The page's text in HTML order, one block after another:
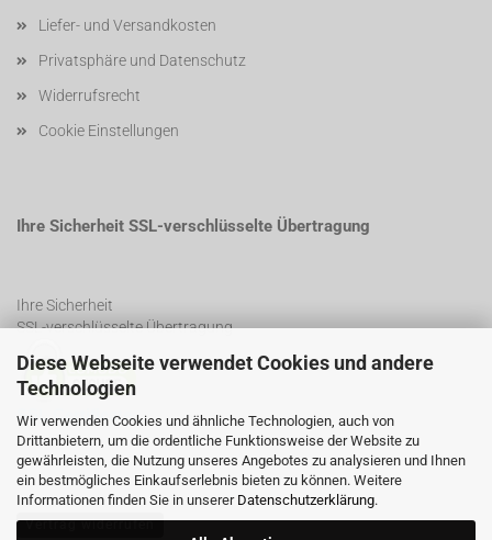
Diese Webseite verwendet Cookies und andere
Technologien
Wir verwenden Cookies und ähnliche Technologien, auch von
Drittanbietern, um die ordentliche Funktionsweise der Website zu
gewährleisten, die Nutzung unseres Angebotes zu analysieren und Ihnen
ein bestmögliches Einkaufserlebnis bieten zu können. Weitere
Informationen finden Sie in unserer Datenschutzerklärung.
Liefer- und Versandkosten
Privatsphäre und Datenschutz
Widerrufsrecht
Cookie Einstellungen
Ihre Sicherheit SSL-verschlüsselte Übertragung
Ihre Sicherheit
SSL-verschlüsselte Übertragung
SSL Certificate
Vertrag widerrufen